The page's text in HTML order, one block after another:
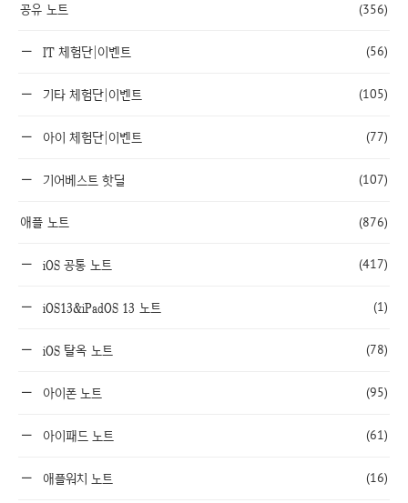
공유 노트 (356)
IT 체험단|이벤트 (56)
기타 체험단|이벤트 (105)
아이 체험단|이벤트 (77)
기어베스트 핫딜 (107)
애플 노트 (876)
iOS 공통 노트 (417)
iOS13&iPadOS 13 노트 (1)
iOS 탈옥 노트 (78)
아이폰 노트 (95)
아이패드 노트 (61)
애플워치 노트 (16)